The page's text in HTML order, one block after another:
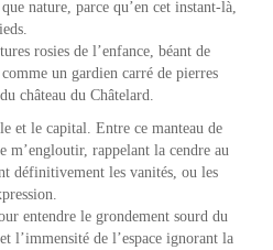
nature, parce qu’en cet instant-là,
rosies de l’enfance, béant de
un gardien carré de pierres
château du Châtelard.
et le capital. Entre ce manteau de
m’engloutir, rappelant la cendre au
définitivement les vanités, ou les
entendre le grondement sourd du
l’immensité de l’espace ignorant la